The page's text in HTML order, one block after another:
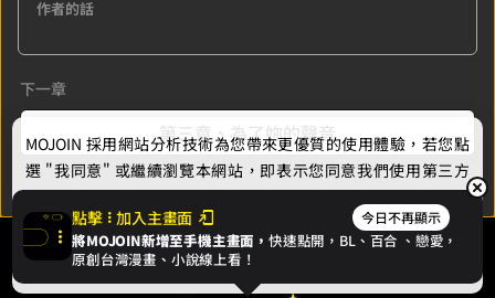
作者的話
下一章
第三章、為了妳的聲音
點擊 加入主畫面 今日不再顯示
將MOJOIN新增至手機主畫面，快速點開，BL、 百合 、戀愛，
原創台灣漫畫、小說線上看！
MOJOIN 採用網站分析技術為您帶來更優質的使用體驗，若您點
選 "我同意" 或繼續瀏覽本網站，即表示您同意我們使用第三方
Cookie，欲瞭解更多資訊請見隱私權政策。
我同意